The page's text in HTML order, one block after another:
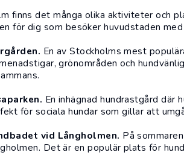
finns det många olika aktiviteter och
för dig som besöker huvudstaden med
En av Stockholms mest
grönområden och
En inhägnad hundrastgård där
för sociala hundar som gillar att
vid Långholmen. På
Det är en populär plats för